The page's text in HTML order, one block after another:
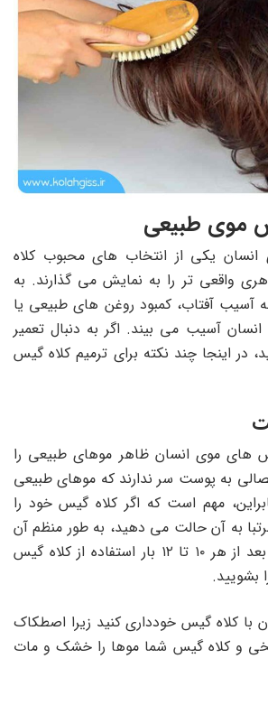
موی طبیعی
یکی از انتخاب های محبوب کلاه
واقعی تر را به نمایش می گذارند. به
آسیب آفتاب، کمبود روغن های طبیعی یا
آسیب می بیند. اگر به دنبال تعمیر
در اینجا چند نکته برای ترمیم کلاه گیس
های موی انسان ظاهر موهای طبیعی را
به پوست سر ندارند که موهای طبیعی
مهم است که اگر کلاه گیس خود را
به آن حالت می دهید، به طور منظم آن
را بشویید. شما باید بعد از هر ۱۰ تا ۱۲ بار استفاده از کلاه گیس
بشویید.
با کلاه گیس خودداری کنید زیرا اصطکاک
و کلاه گیس شما موها را خشک و مات